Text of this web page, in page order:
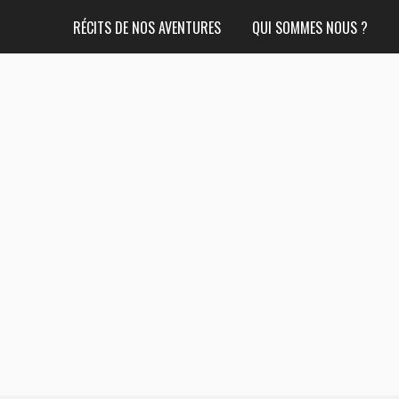
RÉCITS DE NOS AVENTURES QUI SOMMES NOUS ?